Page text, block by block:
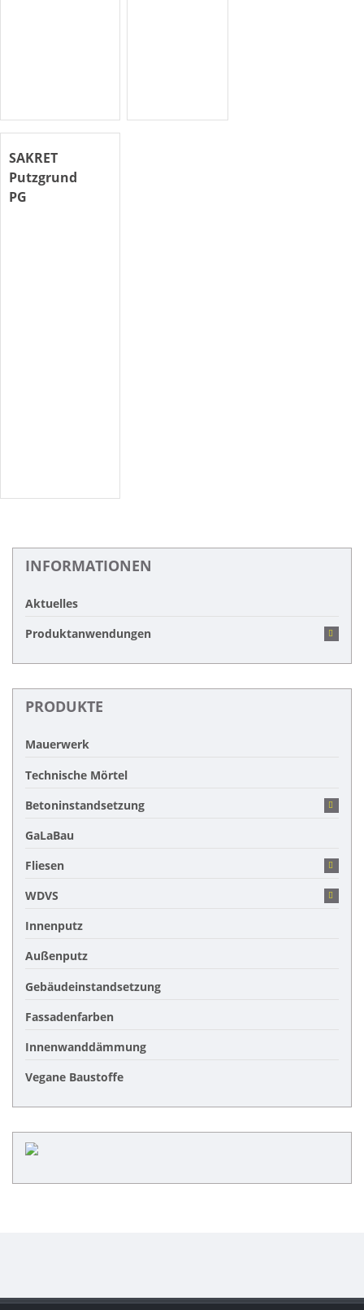
SAKRET
Putzgrund
PG
INFORMATIONEN
Aktuelles
Produktanwendungen
PRODUKTE
Mauerwerk
Technische Mörtel
Betoninstandsetzung
GaLaBau
Fliesen
WDVS
Innenputz
Außenputz
Gebäudeinstandsetzung
Fassadenfarben
Innenwanddämmung
Vegane Baustoffe